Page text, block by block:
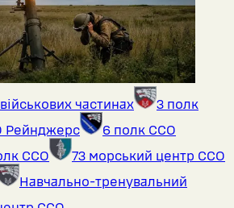
частинах
3 полк
Рейнджерс
6 полк ССО
ССО
73 морський центр ССО
Навчально-тренувальний